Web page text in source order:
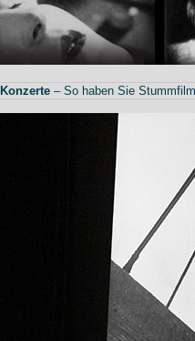
Konzerte – So haben Sie